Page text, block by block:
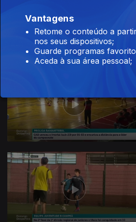
Vantagens
Retome o conteúdo a
nos seus dispositivos;
Guarde programas
Aceda à sua área pessoal;